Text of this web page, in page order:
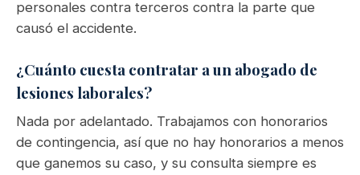
personales contra terceros contra la parte que
causó el accidente.
¿Cuánto cuesta contratar a un abogado de
lesiones laborales?
Nada por adelantado. Trabajamos con honorarios
de contingencia, así que no hay honorarios a menos
que ganemos su caso, y su consulta siempre es